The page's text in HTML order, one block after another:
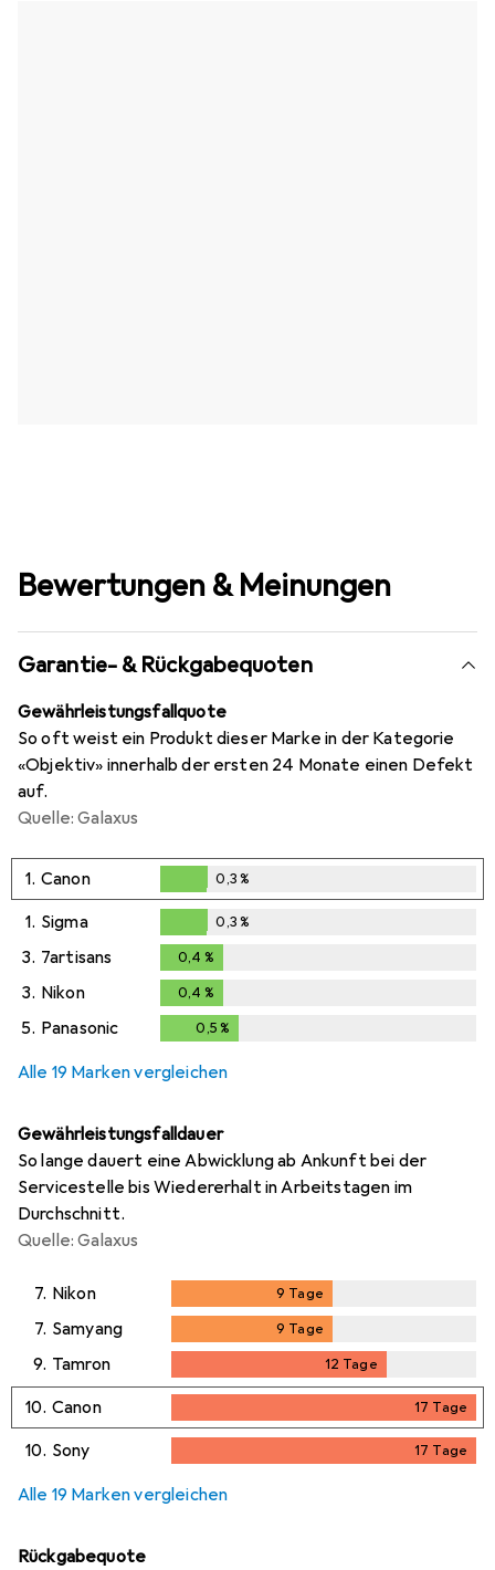
Bewertungen & Meinungen
Garantie- & Rückgabequoten
Gewährleistungsfallquote
So oft weist ein Produkt dieser Marke in der Kategorie
«Objektiv» innerhalb der ersten 24 Monate einen Defekt
auf.
Quelle: Galaxus
1. Canon
0,3%
0,3%
1. Sigma
0,3%
0,3%
3. 7artisans 0,4 %
3. Nikon 0,4 %
5. Panasonic 0,5 %
Alle 19 Marken vergleichen
Gewährleistungsfalldauer
So lange dauert eine Abwicklung ab Ankunft bei der
Servicestelle bis Wiedererhalt in Arbeitstagen im
Durchschnitt.
Quelle: Galaxus
7. Nikon 9 Tage
7. Samyang 9 Tage
9. Tamron 12 Tage
10. Canon 17 Tage
17Tage
10. Sony 17 Tage
Alle 19 Marken vergleichen
Rückgabequote